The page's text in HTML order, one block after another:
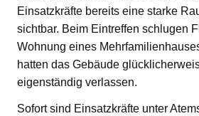
Einsatzkräfte bereits eine starke
sichtbar. Beim Eintreffen schlugen
Wohnung eines
hatten das Gebäude
eigenständig verlassen.
Sofort sind Einsatzkräfte unter